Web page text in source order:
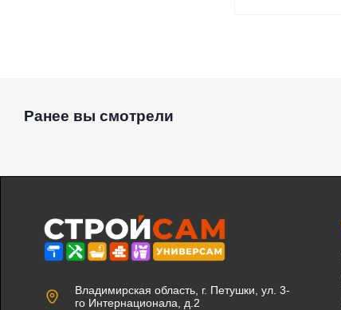
Ранее вы смотрели
Владимирская область, г. Петушки, ул. 3-
го Интернационала, д.2